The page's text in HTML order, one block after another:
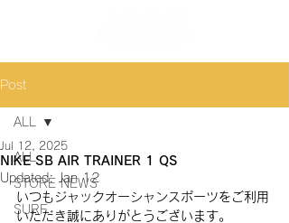
Post
ALL
STORE NEWS
SURF
ALL
NIKE SB AIR TRAINER 1 QS
Jul 12, 2025
Updated: Jan 12
いつもジャックオーシャンスポーツをご利用
いただき誠にありがとうございます。